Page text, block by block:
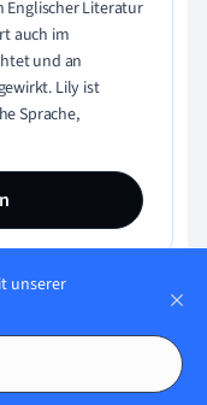
Englischer Literatur
auch im
und an
Lily ist
Sprache,
unserer